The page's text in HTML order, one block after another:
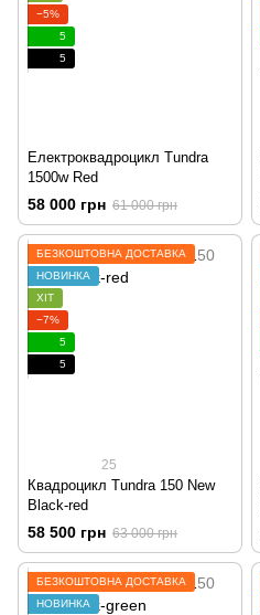
−5%
5
5
Електроквадроцикл Tundra
1500w Red
58 000 грн 61 000 грн
БЕЗКОШТОВНА ДОСТАВКА
НОВИНКА
ХІТ
−7%
5
5
25
Квадроцикл Tundra 150 New
Black-red
58 500 грн 63 000 грн
БЕЗКОШТОВНА ДОСТАВКА
НОВИНКА